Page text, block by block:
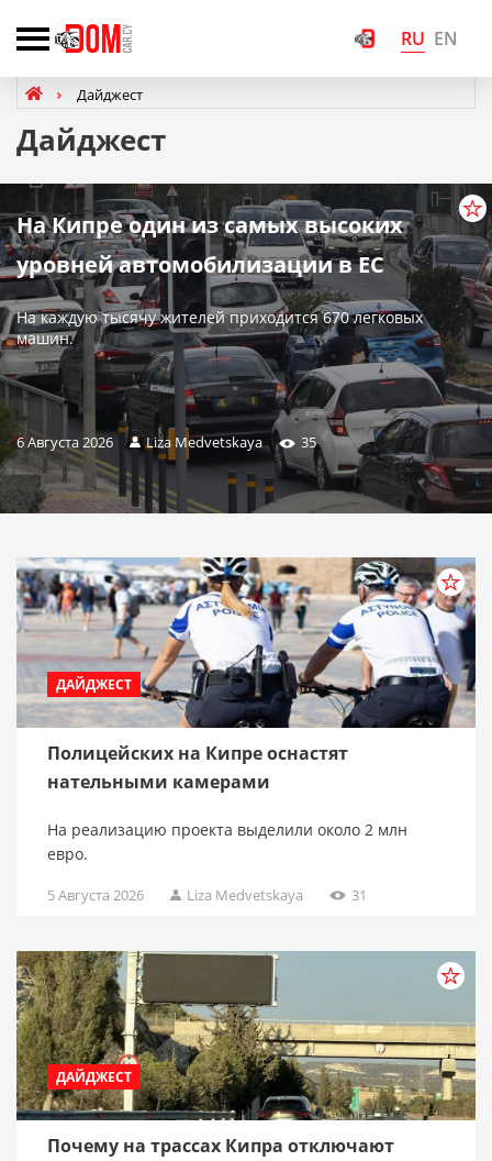
RU EN
Дайджест
Дайджест
На Кипре один из самых высоких
уровней автомобилизации в ЕС
На каждую тысячу жителей приходится 670 легковых
машин.
6 Августа 2026 Liza Medvetskaya 35
ДАЙДЖЕСТ
Полицейских на Кипре оснастят
нательными камерами
На реализацию проекта выделили около 2 млн
евро.
5 Августа 2026 Liza Medvetskaya 31
ДАЙДЖЕСТ
Почему на трассах Кипра отключают